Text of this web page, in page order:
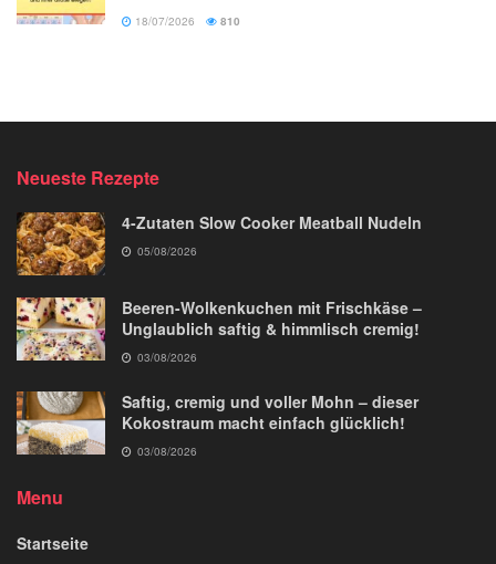
18/07/2026 810
Neueste Rezepte
4-Zutaten Slow Cooker Meatball Nudeln
05/08/2026
Beeren-Wolkenkuchen mit Frischkäse –
Unglaublich saftig & himmlisch cremig!
03/08/2026
Saftig, cremig und voller Mohn – dieser
Kokostraum macht einfach glücklich!
03/08/2026
Menu
Startseite